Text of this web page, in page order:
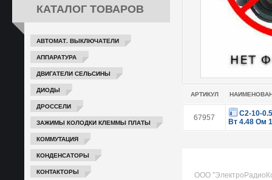
КАТАЛОГ ТОВАРОВ
АВТОМАТ. ВЫКЛЮЧАТЕЛИ
АППАРАТУРА
ДВИГАТЕЛИ СЕЛЬСИНЫ
ДИОДЫ
ДРОССЕЛИ
ЗАЖИМЫ КОЛОДКИ КЛЕММЫ ПЛАТЫ
КОММУТАЦИЯ
КОНДЕНСАТОРЫ
КОНТАКТОРЫ
АРТИКУЛ
67957
С2-10-0.5
Вт 4.48 Ом
ООО